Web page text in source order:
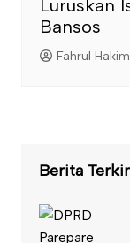
Luruskan
Bansos
Fahrul Hakim
Berita